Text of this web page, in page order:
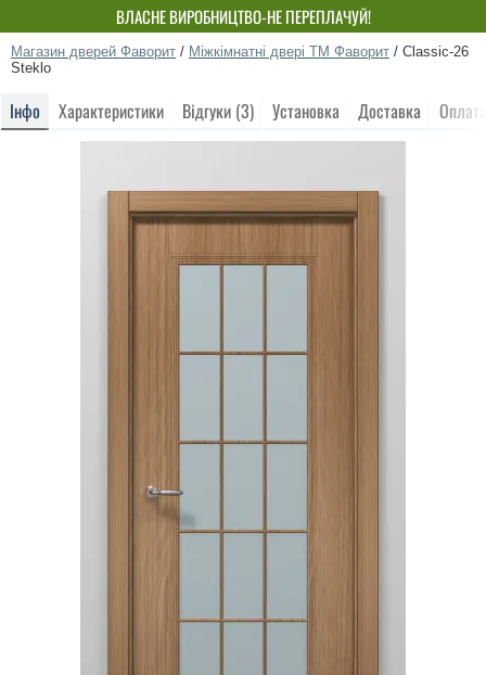
ВЛАСНЕ ВИРОБНИЦТВО-НЕ ПЕРЕПЛАЧУЙ!
Магазин дверей Фаворит / Міжкімнатні двері ТМ Фаворит / Classic-26
Steklo
Інфо Характеристики Відгуки (3) Установка Доставка Оплата